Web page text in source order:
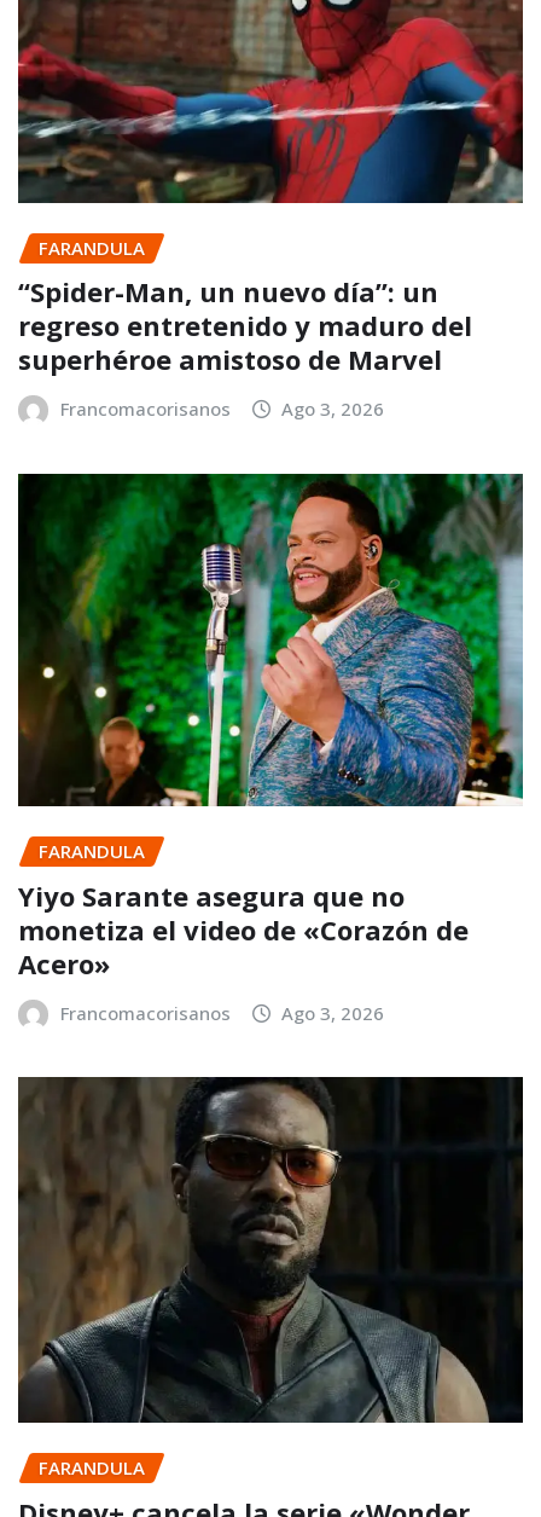
FARANDULA
“Spider-Man, un nuevo día”: un
regreso entretenido y maduro del
superhéroe amistoso de Marvel
Francomacorisanos Ago 3, 2026
FARANDULA
Yiyo Sarante asegura que no
monetiza el video de «Corazón de
Acero»
Francomacorisanos Ago 3, 2026
FARANDULA